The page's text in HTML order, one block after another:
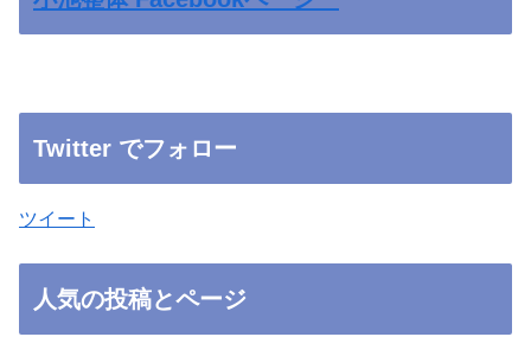
Twitter でフォロー
ツイート
人気の投稿とページ